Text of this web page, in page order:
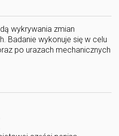
wykrywania zmian
Badanie wykonuje się w celu
po urazach mechanicznych